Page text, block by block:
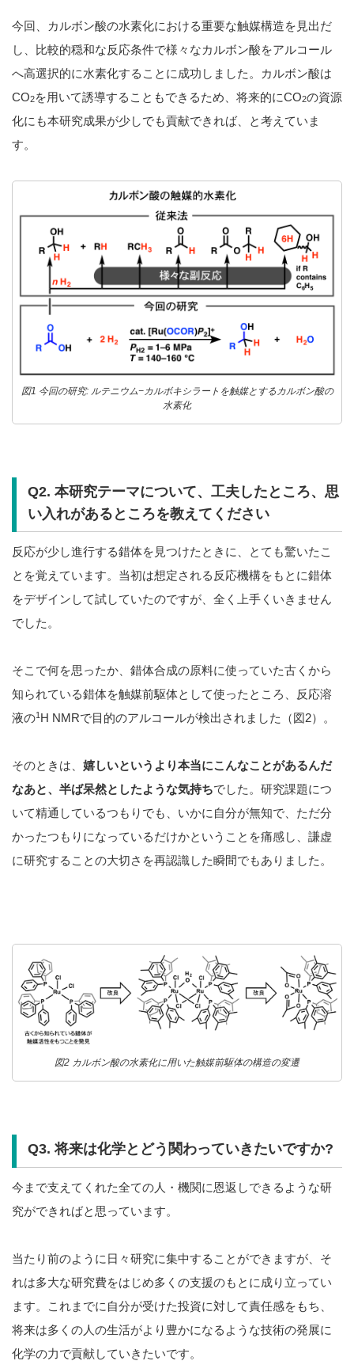
今回、カルボン酸の水素化における重要な触媒構造を見出だ
し、比較的穏和な反応条件で様々なカルボン酸をアルコール
へ高選択的に水素化することに成功しました。カルボン酸は
CO2を用いて誘導することもできるため、将来的にCO2の資源
化にも本研究成果が少しでも貢献できれば、と考えていま
す。
図1 今回の研究: ルテニウム−カルボキシラートを触媒とするカルボン酸の
水素化
Q2. 本研究テーマについて、工夫したところ、思
い入れがあるところを教えてください
反応が少し進行する錯体を見つけたときに、とても驚いたこ
とを覚えています。当初は想定される反応機構をもとに錯体
をデザインして試していたのですが、全く上手くいきません
でした。
そこで何を思ったか、錯体合成の原料に使っていた古くから
知られている錯体を触媒前駆体として使ったところ、反応溶
液の1 H NMRで目的のアルコールが検出されました（図2）。
そのときは、 嬉しいというより本当にこんなことがあるんだ
なあと、半ば呆然としたような気持ちでした。研究課題につ
いて精通しているつもりでも、いかに自分が無知で、ただ分
かったつもりになっているだけかということを痛感し、謙虚
に研究することの大切さを再認識した瞬間でもありました。
図2 カルボン酸の水素化に用いた触媒前駆体の構造の変遷
Q3. 将来は化学とどう関わっていきたいですか?
今まで支えてくれた全ての人・機関に恩返しできるような研
究ができればと思っています。
当たり前のように日々研究に集中することができますが、そ
れは多大な研究費をはじめ多くの支援のもとに成り立ってい
ます。これまでに自分が受けた投資に対して責任感をもち、
将来は多くの人の生活がより豊かになるような技術の発展に
化学の力で貢献していきたいです。